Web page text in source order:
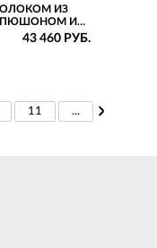
ИЗ
И
43 460 РУБ.
11 ...